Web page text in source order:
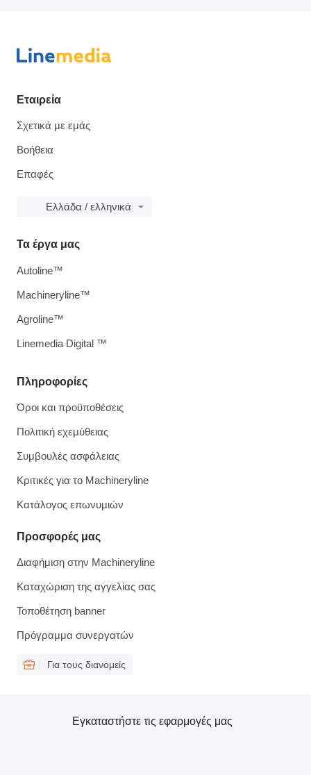
Εταιρεία
Σχετικά με εμάς
Βοήθεια
Επαφές
Ελλάδα / ελληνικά
Πληροφορίες
Όροι και προϋποθέσεις
Πολιτική εχεμύθειας
Συμβουλές ασφάλειας
Κριτικές για το Machineryline
Κατάλογος επωνυμιών
Προσφορές μας
Διαφήμιση στην Machineryline
Καταχώριση της αγγελίας σας
Τοποθέτηση banner
Πρόγραμμα συνεργατών
Για τους διανομείς
Τα έργα μας
Autoline™
Machineryline™
Agroline™
Linemedia Digital ™
Εγκαταστήστε τις εφαρμογές μας